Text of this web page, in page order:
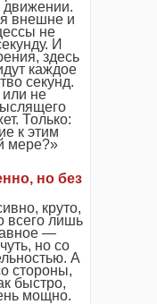
движении.
внешне и
не
И
здесь
каждое
секунд.
не
Только:
к этим
мере?»
но без
круто,
всего лишь
—
но со
А
стороны,
быстро,
мощно.